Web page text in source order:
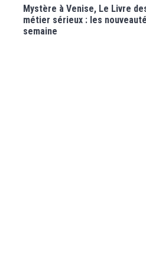
Mystère à Venise, Le Livre
métier sérieux : les
semaine